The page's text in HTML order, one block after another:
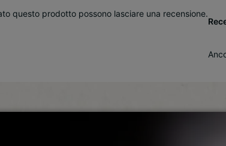
questo prodotto possono lasciare una recensione.